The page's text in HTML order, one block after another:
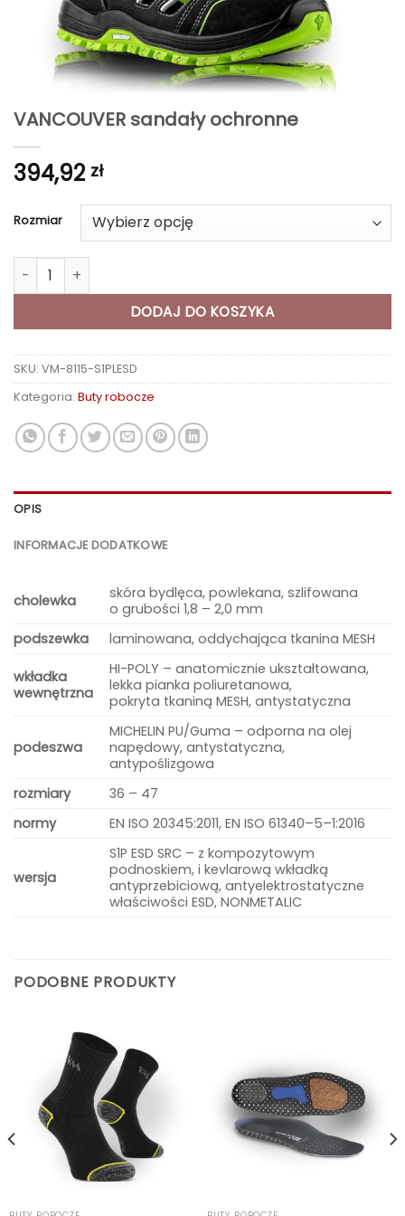
VANCOUVER sandały ochronne
394,92 zł
Rozmiar
ilość VANCOUVER sandały ochronne
DODAJ DO KOSZYKA
SKU: VM-8115-S1PLESD
Kategoria: Buty robocze
OPIS
INFORMACJE DODATKOWE
cholewka
skóra bydlęca, powlekana, szlifowana
o grubości 1,8 – 2,0 mm
podszewka
laminowana, oddychająca tkanina MESH
wkładka
wewnętrzna
HI-POLY – anatomicznie ukształtowana,
lekka pianka poliuretanowa,
pokryta tkaniną MESH, antystatyczna
podeszwa
MICHELIN PU/Guma – odporna na olej
napędowy, antystatyczna,
antypoślizgowa
rozmiary
36 – 47
normy
EN ISO 20345:2011, EN ISO 61340–5–1:2016
wersja
S1P ESD SRC – z kompozytowym
podnoskiem, i kevlarową wkładką
antyprzebiciową, antyelektrosta­tyczne
właściwości ESD, NONMETALIC
PODOBNE PRODUKTY